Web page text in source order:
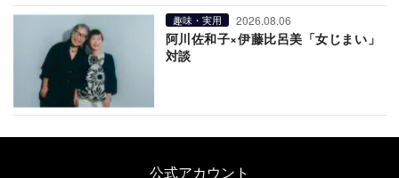
趣味・実用 2026.08.06
阿川佐和子×伊藤比呂美「女じまい」
対談
公式アカウント